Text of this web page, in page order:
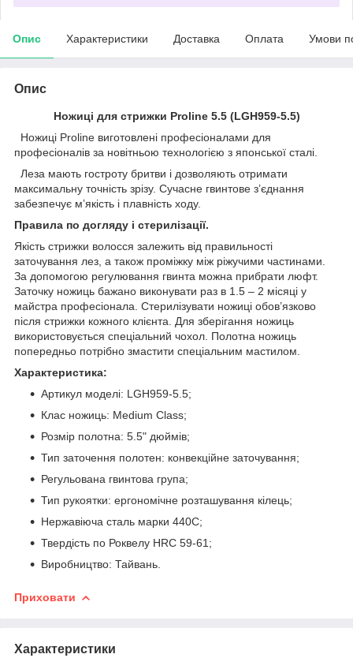
Опис Характеристики Доставка Оплата Умови
Опис
Ножиці для стрижки Proline 5.5 (LGH959-5.5)
Ножиці Proline виготовлені професіоналами для
професіоналів за новітньою технологією з японської сталі.
Леза мають гостроту бритви і дозволяють отримати
максимальну точність зрізу. Сучасне гвинтове з’єднання
забезпечує м’якість і плавність ходу.
Правила по догляду і стерилізації.
Якість стрижки волосся залежить від правильності
заточування лез, а також проміжку між ріжучими частинами.
За допомогою регулювання гвинта можна прибрати люфт.
Заточку ножиць бажано виконувати раз в 1.5 – 2 місяці у
майстра професіонала. Стерилізувати ножиці обов’язково
після стрижки кожного клієнта. Для зберігання ножиць
використовується спеціальний чохол. Полотна ножиць
попередньо потрібно змастити спеціальним мастилом.
Характеристика:
Артикул моделі: LGH959-5.5;
Клас ножиць: Medium Class;
Розмір полотна: 5.5" дюймів;
Тип заточення полотен: конвекційне заточування;
Регульована гвинтова група;
Тип рукоятки: ергономічне розташування кілець;
Нержавіюча сталь марки 440С;
Твердість по Роквелу HRC 59-61;
Виробництво: Тайвань.
Приховати
Характеристики